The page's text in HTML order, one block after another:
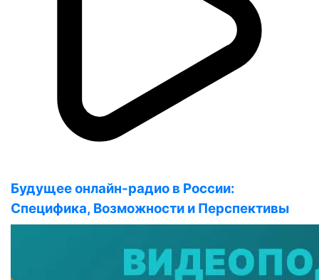
Будущее онлайн-радио в России:
Специфика, Возможности и Перспективы